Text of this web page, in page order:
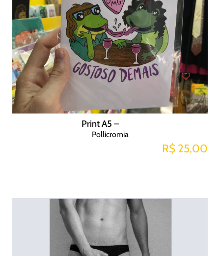
Print A5 –
Pollicromia
R$ 25,00